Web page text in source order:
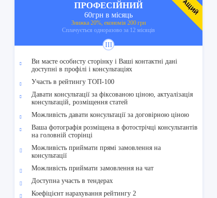
ПРОФЕСІЙНИЙ
60грн в місяць
Знижка 20%, економія 200 грн
Cплачується одноразово за 12 місяців
III
Ви маєте особисту сторінку і Ваші контактні дані
доступні в профілі і консультаціях
Участь в рейтингу ТОП-100
Давати консультації за фіксованою ціною, актуалізація
консультацій, розміщення статей
Можливість давати консультації за договірною ціною
Ваша фотографія розміщена в фотострічці консультантів
на головній сторінці
Можливість приймати прямі замовлення на
консультації
Можливість приймати замовлення на чат
Доступна участь в тендерах
Коефіцієнт нарахування рейтингу 2